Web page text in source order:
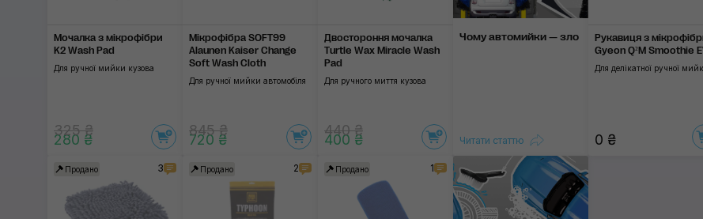
Мочалка з мікро­фібри
K2 Wash Pad
Для ручної мийки кузова
325 ₴
280 ₴
Мікрофібра SOFT99
Alaunen Kaiser Change
Soft Wash Cloth
Для ручної мийки автомобіля
845 ₴
720 ₴
Двостороння мочалка
Turtle Wax Miracle Wash
Pad
Для ручного миття кузова
440 ₴
400 ₴
Чому автомийки — зло
Читати статтю
Рукавиця з
Gyeon Q²M Smoothie
Для делікатної ручної
0 ₴
Продано 3 Продано 2 Продано 1